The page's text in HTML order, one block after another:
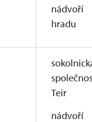
nádvoří
hradu
Teir
nádvoří